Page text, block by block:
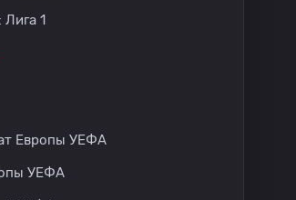
1
Европы УЕФА
УЕФА